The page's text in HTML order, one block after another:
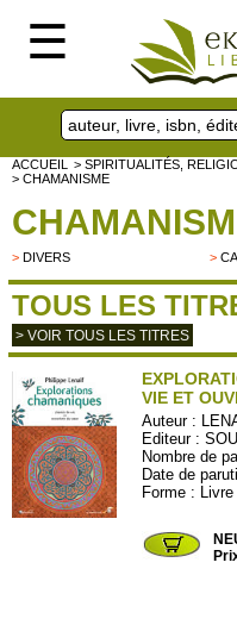
☰
ACCUEIL > SPIRITUALITÉS,
> CHAMANISME
> DIVERS >
TOUS LES
> VOIR TOUS LES TITRES
VIE ET
Auteur :
Editeur :
Nombre de
Date de
Forme :